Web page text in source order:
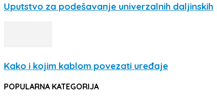
Uputstvo za podešavanje univerzalnih daljinskih
Kako i kojim kablom povezati uređaje
POPULARNA KATEGORIJA